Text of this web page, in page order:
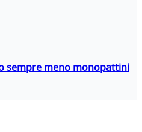
sempre meno monopattini